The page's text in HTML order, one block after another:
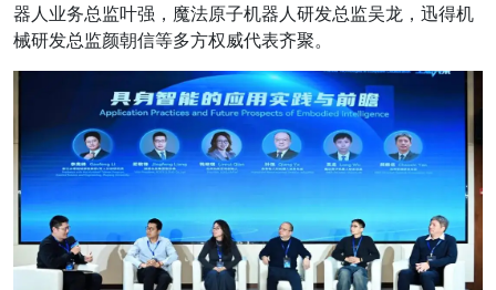
器人业务总监叶强，魔法原子机器人研发总监吴龙，迅得机
械研发总监颜朝信等多方权威代表齐聚。